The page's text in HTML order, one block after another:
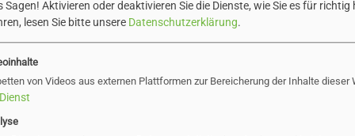
und organisatorischen Gründen zurzeit keine
wollen, bitten wir Sie, hierzu die Briefpost zu
Sagen! Aktivieren oder deaktivieren Sie die Dienste, wie Sie es für richtig
lesen Sie bitte unsere Datenschutzerklärung.
von Videos aus externen Plattformen zur Bereicherung der Inhalte dieser
Dienst